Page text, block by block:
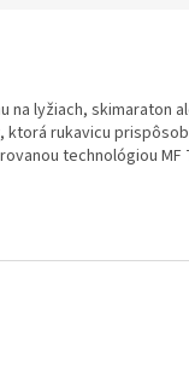
na lyžiach, skimaraton
rukavicu
technológiou